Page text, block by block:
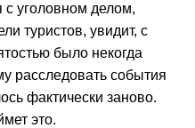
с уголовном делом,
туристов, увидит, с
было некогда
расследовать события
фактически заново.
это.